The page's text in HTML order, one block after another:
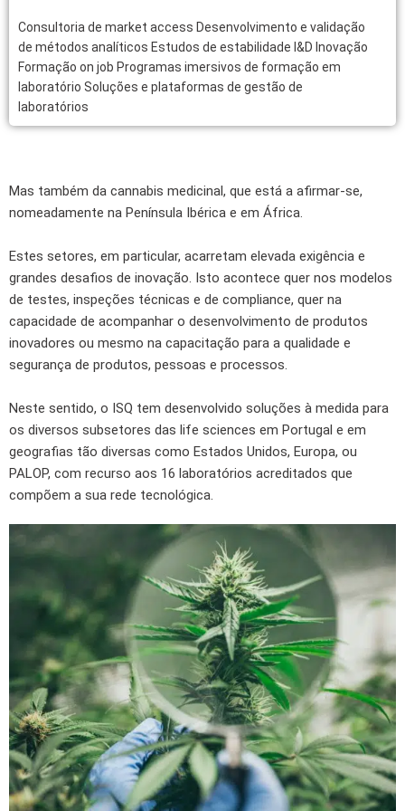
Consultoria de market access Desenvolvimento e validação
de métodos analíticos Estudos de estabilidade I&D Inovação
Formação on job Programas imersivos de formação em
laboratório Soluções e plataformas de gestão de
laboratórios
Mas também da cannabis medicinal, que está a afirmar-se,
nomeadamente na Península Ibérica e em África.
Estes setores, em particular, acarretam elevada exigência e
grandes desafios de inovação. Isto acontece quer nos modelos
de testes, inspeções técnicas e de compliance, quer na
capacidade de acompanhar o desenvolvimento de produtos
inovadores ou mesmo na capacitação para a qualidade e
segurança de produtos, pessoas e processos.
Neste sentido, o ISQ tem desenvolvido soluções à medida para
os diversos subsetores das life sciences em Portugal e em
geografias tão diversas como Estados Unidos, Europa, ou
PALOP, com recurso aos 16 laboratórios acreditados que
compõem a sua rede tecnológica.